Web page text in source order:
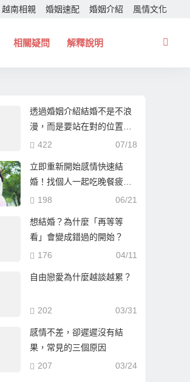
越南相親 婚姻速配 婚姻介紹 風情文化
相關疑問 解釋說明
透過婚姻介紹結婚不是不浪
漫，而是要站在對的位置！
幫你找個一起走下去的人！
07/18
422
立即重新開始感情快速結
婚！找個人一起吃晚餐疲憊
時能夠互相依靠！
06/21
198
想結婚？為什麼「再等等
看」會變成錯過的開始？
04/11
176
自由戀愛為什麼越談越累？
03/31
202
感情不差，卻遲遲沒有結
果，常見的三個原因
03/24
207